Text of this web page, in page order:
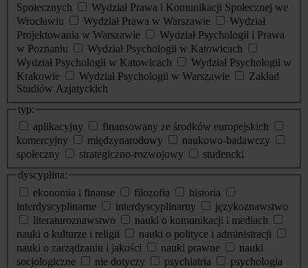
Społecznych
Wydział Prawa i Komunikacji Społecznej we
Wrocławiu
Wydział Prawa w Warszawie
Wydział
Projektowania w Warszawie
Wydział Psychologii i Prawa
w Poznaniu
Wydział Psychologii w Katowicach
Wydział Psychologii w Katowicach
Wydział Psychologii w
Krakowie
Wydział Psychologii w Warszawie
Zakład
Studiów Azjatyckich
typ:
aplikacyjny
finansowany ze środków europejskich
komercyjny
międzynarodowy
naukowo-badawczy
społeczny
strategiczno-rozwojowy
studencki
dyscyplina:
ekonomia i finanse
filozofia
historia
interdyscyplinarne
interdyscyplinarny
językoznawstwo
literaturoznawstwo
nauki o komunikacji i mediach
nauki o kulturze i religii
nauki o polityce i administracji
nauki o zarządzaniu i jakości
nauki prawne
nauki
socjologiczne
nie dotyczy psychiatria
psychologia